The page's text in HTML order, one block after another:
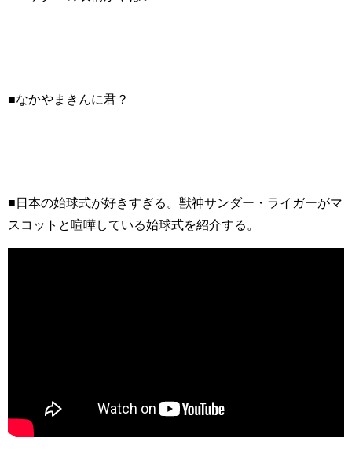
■なかやまきんに君？
■日本の始球式が好きすぎる。獣神サンダー・ライガーがマ
スコットと喧嘩している始球式を紹介する。